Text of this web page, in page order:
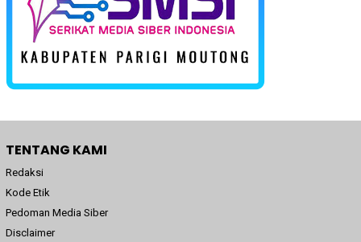
TENTANG KAMI
Redaksi
Kode Etik
Pedoman Media Siber
Disclaimer